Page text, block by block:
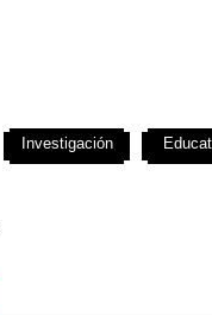
Investigación